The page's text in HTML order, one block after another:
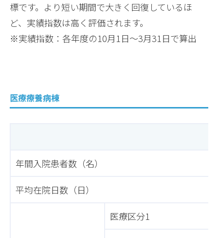
標です。より短い期間で大きく回復しているほ
ど、実績指数は高く評価されます。
※実績指数：各年度の10月1日～3月31日で算出
医療療養病棟
年間入院患者数（名）
平均在院日数（日）
医療区分1